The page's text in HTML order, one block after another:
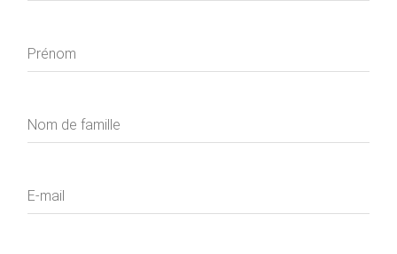
Prénom
Nom de famille
E-mail